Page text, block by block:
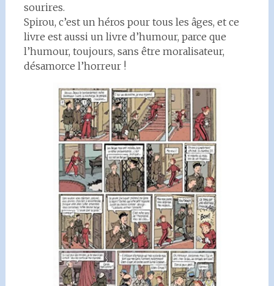
sourires.
Spirou, c’est un héros pour tous les âges, et ce
livre est aussi un livre d’humour, parce que
l’humour, toujours, sans être moralisateur,
désamorce l’horreur !